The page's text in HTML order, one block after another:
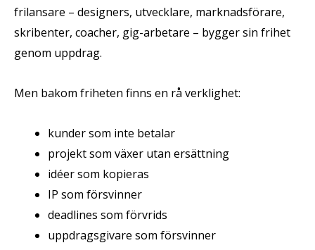
frilansare – designers, utvecklare, marknadsförare,
skribenter, coacher, gig-arbetare – bygger sin frihet
genom uppdrag.
Men bakom friheten finns en rå verklighet:
kunder som inte betalar
projekt som växer utan ersättning
idéer som kopieras
IP som försvinner
deadlines som förvrids
uppdragsgivare som försvinner